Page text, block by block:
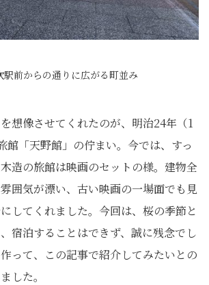
駅前からの通りに広がる町並み
想像させてくれたのが、明治24年（1
館「天野館」の佇まい。今では、すっ
造の旅館は映画のセットの様。建物全
囲気が漂い、古い映画の一場面でも見
してくれました。今回は、桜の季節と
宿泊することはできず、誠に残念でし
って、この記事で紹介してみたいとの
した。